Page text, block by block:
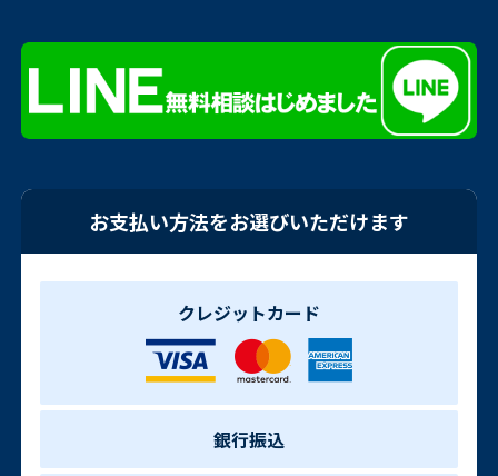
お支払い方法をお選びいただけます
クレジットカード
銀行振込